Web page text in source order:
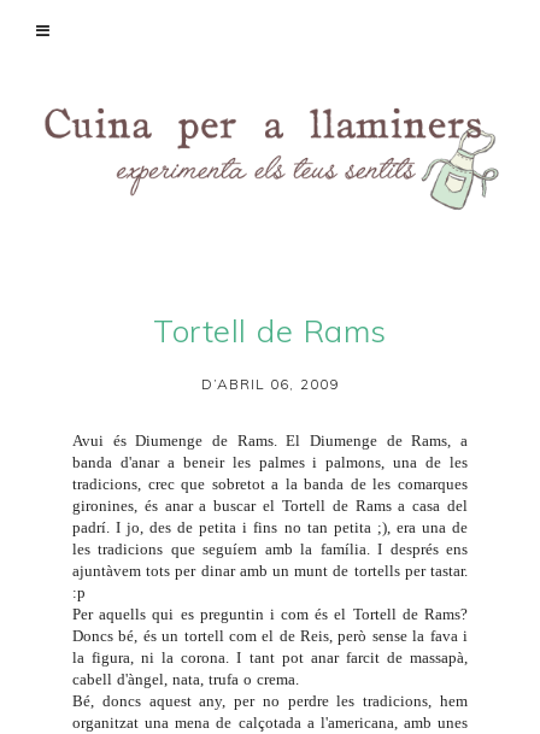
Tortell de Rams
D’ABRIL 06, 2009
Avui és Diumenge de Rams. El Diumenge de Rams, a
banda d'anar a beneir les palmes i palmons, una de les
tradicions, crec que sobretot a la banda de les comarques
gironines, és anar a buscar el Tortell de Ramsa casa del
padrí. I jo, des de petita i fins no tan petita ;), era una de
les tradicions que seguíem amb la família. I després ens
ajuntàvem tots per dinar amb un munt de tortells per tastar.
:p
Per aquells qui es preguntin i com és el Tortell de Rams?
Doncs bé, és un tortell com el de Reis, però sense la fava i
la figura, ni la corona. I tant pot anar farcit de massapà,
cabell d'àngel, nata, trufa o crema.
Bé, doncs aquest any, per no perdre les tradicions, hem
organitzat una mena de calçotada a l'americana, amb unes